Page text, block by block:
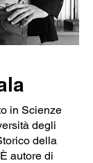
in Scienze
degli
della
autore di